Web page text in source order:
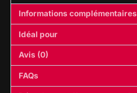
Informations complémentaires
Idéal pour
Avis (0)
FAQs